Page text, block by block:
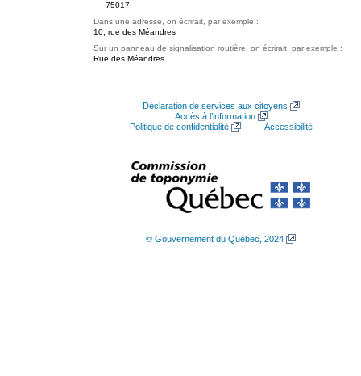
75017
Dans une adresse, on écrirait, par exemple :
10, rue des Méandres
Sur un panneau de signalisation routière, on écrirait, par exemple :
Rue des Méandres
Déclaration de services aux citoyens
Accès à l’information
Politique de confidentialité
Accessibilité
© Gouvernement du Québec, 2024